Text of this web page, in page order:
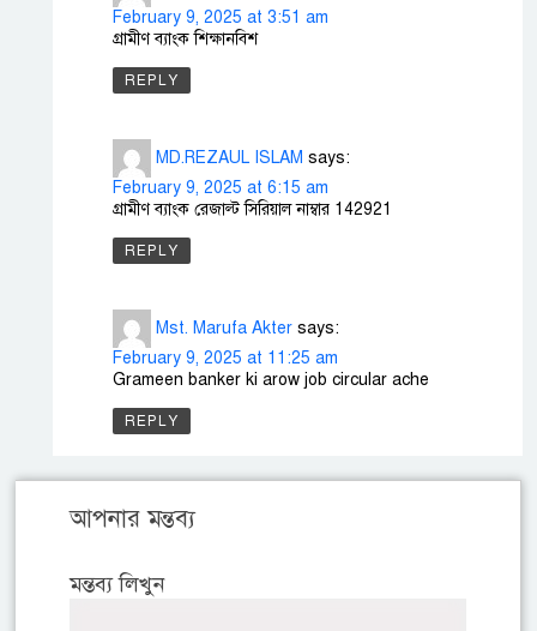
February 9, 2025 at 3:51 am
গ্রামীণ ব্যাংক শিক্ষানবিশ
REPLY
MD.REZAUL ISLAM says:
February 9, 2025 at 6:15 am
গ্রামীণ ব‍্যাংক রেজাল্ট সিরিয়াল নাম্বার 142921
REPLY
Mst. Marufa Akter says:
February 9, 2025 at 11:25 am
Grameen banker ki arow job circular ache
REPLY
আপনার মন্তব্য
মন্তব্য লিখুন